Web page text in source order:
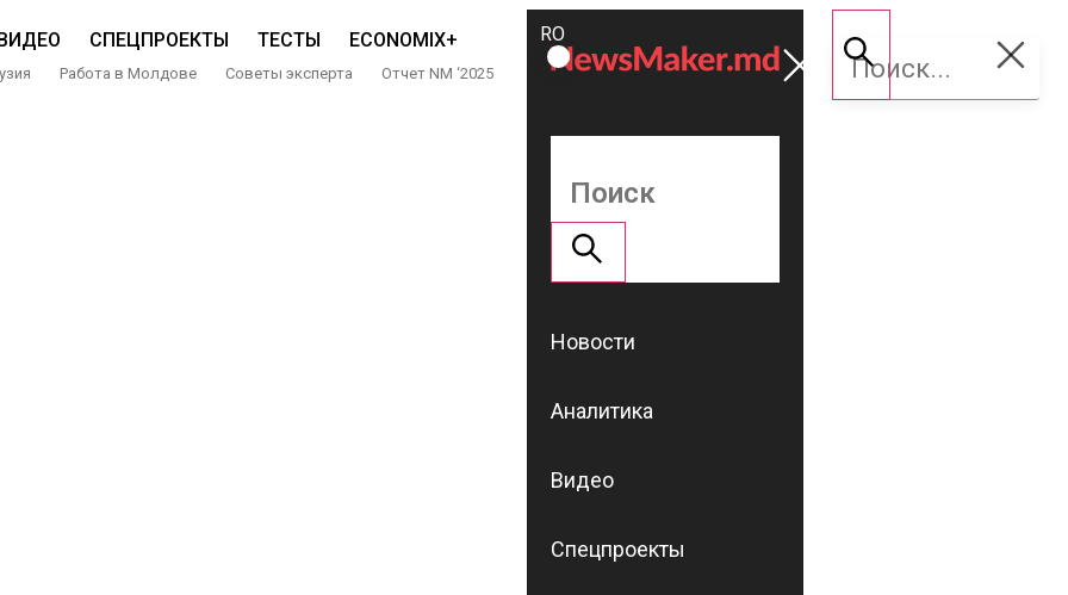
СПЕЦПРОЕКТЫ ТЕСТЫ ECONOMIX+
Работа в Молдове Советы эксперта Отчет NM ‘2025
ROMÂNĂ
RU
Поддержать
NM
Новости
Аналитика
Видео
Спецпроекты